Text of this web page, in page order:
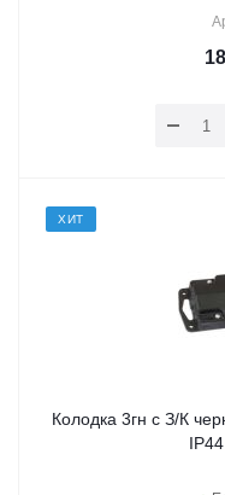
ХИТ
Колодка 3гн с З/К